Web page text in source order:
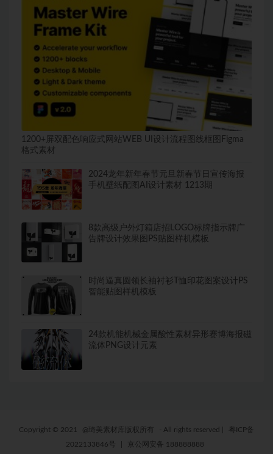
1200+屏双配色响应式网站WEB UI设计流程图线框图Figma
格式素材
2024龙年新年春节元旦新春节日宣传海报
手机壁纸配图AI设计素材 1213期
8款高级户外灯箱店招LOGO标牌指示牌广
告牌设计效果图PS贴图样机模板
时尚逼真圆领长袖衬衫T恤印花图案设计PS
智能贴图样机模板
24款机能机械金属酸性素材异形赛博海报磁
流体PNG设计元素
Copyright © 2021 @琦美素材库版权所有 - All rights reserved
粤ICP备
2022133846号
京公网安备 188888888